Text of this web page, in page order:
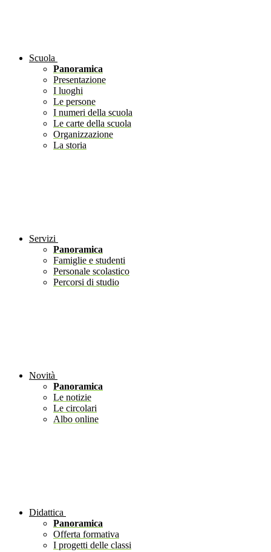
Scuola
Panoramica
Presentazione
I luoghi
Le persone
I numeri della scuola
Le carte della scuola
Organizzazione
La storia
Servizi
Panoramica
Famiglie e studenti
Personale scolastico
Percorsi di studio
Novità
Panoramica
Le notizie
Le circolari
Albo online
Didattica
Panoramica
Offerta formativa
I progetti delle classi